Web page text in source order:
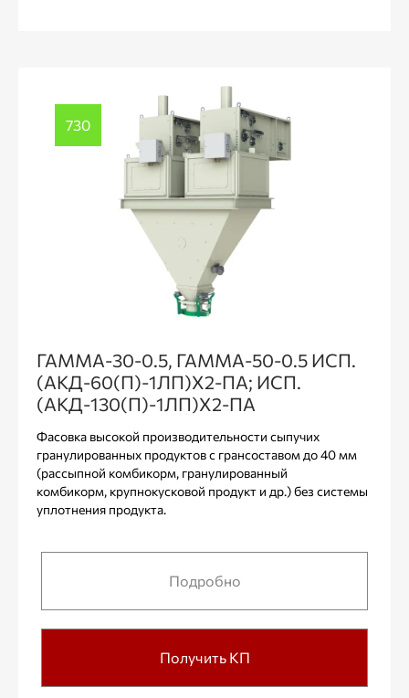
730
ГАММА-30-0.5, ГАММА-50-0.5 ИСП.
(АКД-60(П)-1ЛП)Х2-ПА; ИСП.
(АКД-130(П)-1ЛП)Х2-ПА
Фасовка высокой производительности сыпучих
гранулированных продуктов с грансоставом до 40 мм
(рассыпной комбикорм, гранулированный
комбикорм, крупнокусковой продукт и др.) без системы
уплотнения продукта.
Подробно
Получить КП